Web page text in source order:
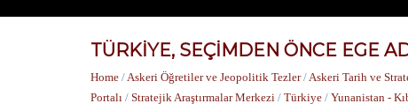
TÜRKİYE, SEÇİMDEN ÖNCE EGE
Home /Askeri Öğretiler ve Jeopolitik Tezler/Askeri Tarih ve
Portalı / Stratejik Araştırmalar Merkezi / Türkiye / Yunanistan -